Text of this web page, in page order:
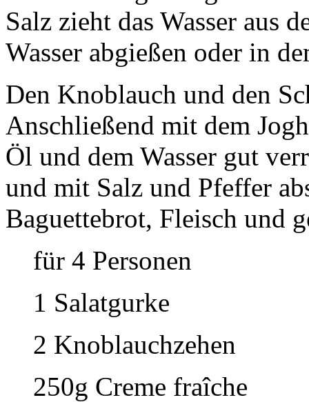
Salz zieht das Wasser aus
Wasser abgießen oder in
Den Knoblauch und den
Anschließend mit dem
Öl und dem Wasser gut
und mit Salz und Pfeffer
Baguettebrot, Fleisch und
für 4 Personen
1 Salatgurke
2 Knoblauchzehen
250g Creme fraîche